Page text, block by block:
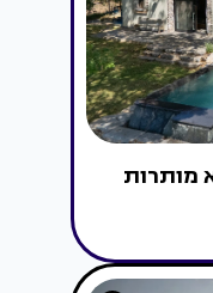
מותרות